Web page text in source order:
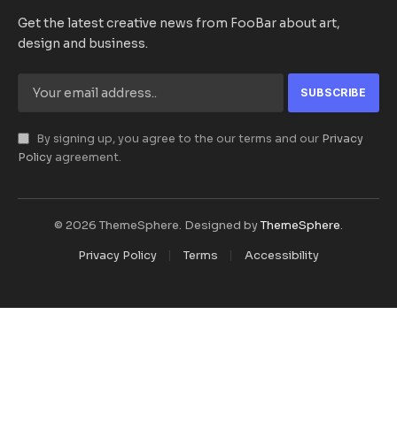
Get the latest creative news from FooBar about art,
design and business.
By signing up, you agree to the our terms and our Privacy
Policy agreement.
© 2026 ThemeSphere. Designed byThemeSphere.
Privacy Policy
Terms Accessibility